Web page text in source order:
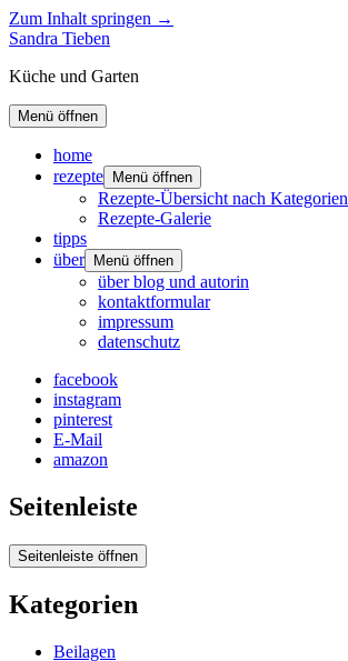
Zum Inhalt springen →
Sandra Tieben
Küche und Garten
Menü öffnen
home
rezepte
Menü öffnen
Rezepte-Übersicht nach Kategorien
Rezepte-Galerie
tipps
über
Menü öffnen
über blog und autorin
kontaktformular
impressum
datenschutz
facebook
instagram
pinterest
E-Mail
amazon
Seitenleiste
Seitenleiste öffnen
Kategorien
Beilagen